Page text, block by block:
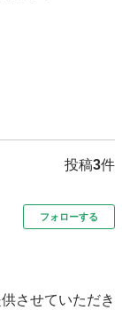
投稿3件
フォローする
させていただき